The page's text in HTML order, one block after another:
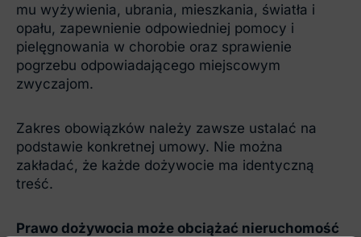
mu wyżywienia, ubrania, mieszkania, światła i
opału, zapewnienie odpowiedniej pomocy i
pielęgnowania w chorobie oraz sprawienie
pogrzebu odpowiadającego miejscowym
zwyczajom.
Zakres obowiązków należy zawsze ustalać na
podstawie konkretnej umowy. Nie można
zakładać, że każde dożywocie ma identyczną
treść.
Prawo dożywocia może obciążać nieruchomość